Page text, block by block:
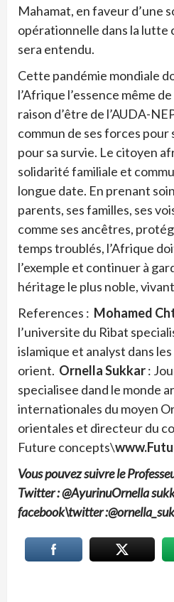
Mahamat, en faveur d’une
opérationnelle dans la
sera entendu.
Cette pandémie mondiale
l’Afrique l’essence même
raison d’être de l’AUDA-
commun de ses forces
pour sa survie. Le citoyen
solidarité familiale et
longue date. En prenant
parents, ses familles, ses
comme ses ancêtres,
temps troublés, l’Afrique
l’exemple et continuer à
héritage le plus noble,
References : Mohamed
l’universite du Ribat
islamique et analyst dans
orient. Ornella Sukkar:
specialisee dand le monde
internationales du moyen
orientales et directeur du
Future concepts\
Vous pouvez suivre le
Twitter : @AyurinuOrnella
facebook\twitter